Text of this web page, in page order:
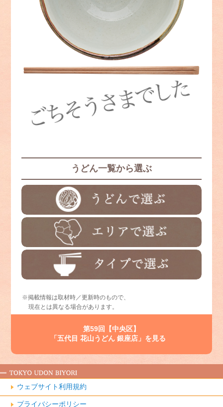
第59回【中央区】
「五代目 花山うどん 銀座店」を見る
※掲載情報は取材時／更新時のもので、
現在とは異なる場合があります。
うどん一覧から選ぶ
ウェブサイト利用規約
プライバシーポリシー